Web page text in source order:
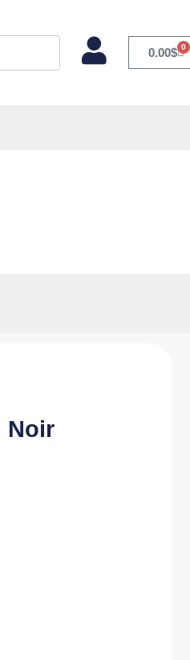
0.00$ 0
Noir